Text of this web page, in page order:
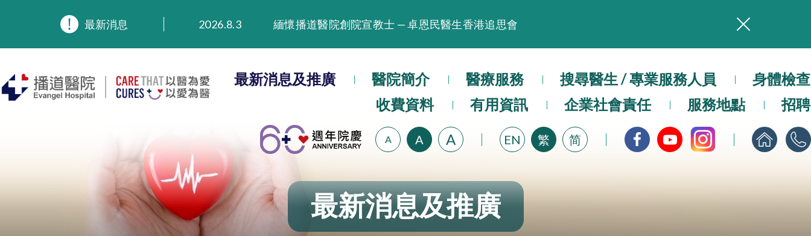
最新消息 2026.8.3
緬懷播道醫院創院宣教士 — 卓恩民醫生香港追思會
2025.9.23
本院在暴雨或颱風警告信號 (包括黑色暴雨及8號或以上熱帶氣旋警告信號) 下，仍會維持有限度服務。如有查詢，可致電2711 5222。
2025.8.4
播道醫院體檢服務獲客戶正面評價
播道醫院手機App已推出查閱病歷記錄及求診資料功能，請即下載
最新消息及推廣 醫院簡介 醫療服務 搜尋醫生 / 專業服務人員
身體檢查
收費資料
有用資訊 企業社會責任 服務地點 招聘
A A A EN 繁 简
最新消息及推廣